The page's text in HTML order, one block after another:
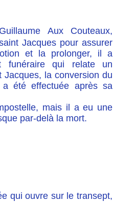
Aux Couteaux,
Jacques pour assurer
et la prolonger, il a
funéraire qui relate un
la conversion du
a été effectuée après sa
mais il a eu une
par-delà la mort.
qui ouvre sur le transept,